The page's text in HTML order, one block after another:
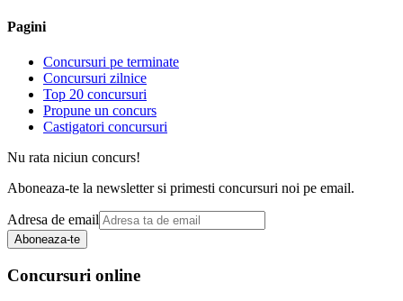
Pagini
Concursuri pe terminate
Concursuri zilnice
Top 20 concursuri
Propune un concurs
Castigatori concursuri
Nu rata niciun concurs!
Aboneaza-te la newsletter si primesti concursuri noi pe email.
Adresa de email
Aboneaza-te
Concursuri online